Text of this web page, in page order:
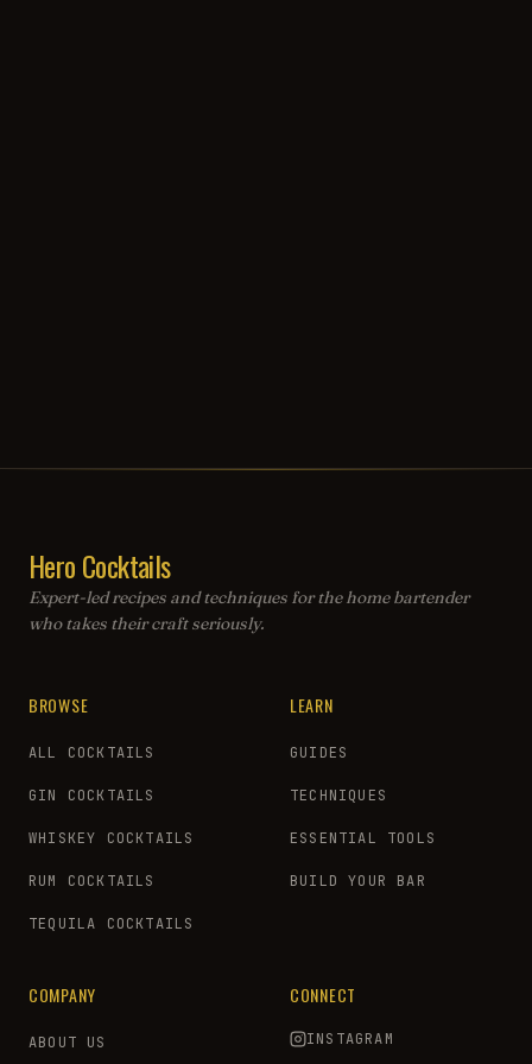
Hero Cocktails
Expert-led recipes and techniques for the home bartender
who takes their craft seriously.
BROWSE
ALL COCKTAILS
GIN COCKTAILS
WHISKEY COCKTAILS
RUM COCKTAILS
TEQUILA COCKTAILS
LEARN
GUIDES
TECHNIQUES
ESSENTIAL TOOLS
BUILD YOUR BAR
COMPANY
ABOUT US
CONNECT
INSTAGRAM